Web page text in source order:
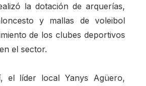
la dotación de arquerías,
y mallas de voleibol
de los clubes deportivos
el sector.
el líder local Yanys Agüero,